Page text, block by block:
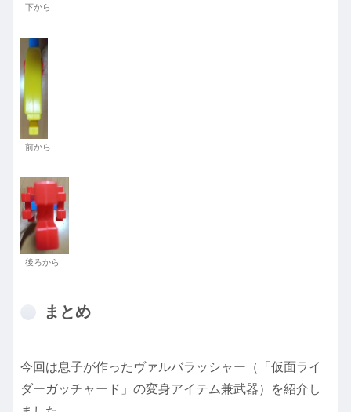
下から
前から
後ろから
まとめ
今回は息子が作ったヴァルバラッシャー（「仮面ライ
ダーガッチャード」の変身アイテム兼武器）を紹介し